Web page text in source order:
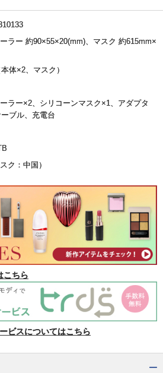
ラー 約90×55×20(mm)、マスク 約615mm×
体×2、マスク）
ラー×2、シリコーンマスク×1、アダプタ
ブル、充電台
ク：中国）
こちら
ビスについてはこちら